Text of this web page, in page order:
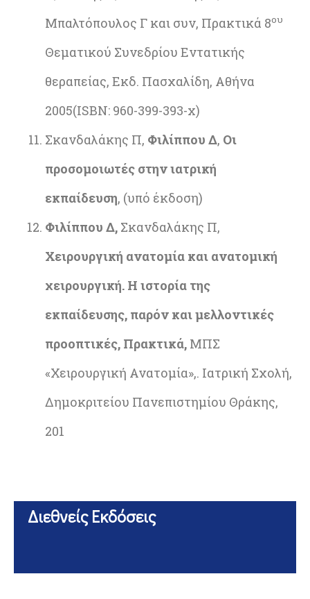
Μπαλτόπουλος Γ και συν, Πρακτικά 8ου
Θεματικού Συνεδρίου Εντατικής
θεραπείας, Εκδ. Πασχαλίδη, Αθήνα
2005(ISBN: 960-399-393-x)
Σκανδαλάκης Π, Φιλίππου Δ, Οι
προσομοιωτές στην ιατρική
εκπαίδευση, (υπό έκδοση)
Φιλίππου Δ, Σκανδαλάκης Π,
Χειρουργική ανατομία και ανατομική
χειρουργική. Η ιστορία της
εκπαίδευσης, παρόν και μελλοντικές
προοπτικές, Πρακτικά, ΜΠΣ
«Χειρουργική Ανατομία»,. Ιατρική Σχολή,
Δημοκριτείου Πανεπιστημίου Θράκης,
201
Διεθνείς Εκδόσεις